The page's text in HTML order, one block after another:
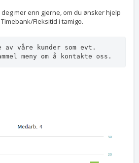
mer enn gjerne, om du ønsker hjelp
Fleksitid i tamigo.
av våre kunder som evt.
meny om å kontakte oss.